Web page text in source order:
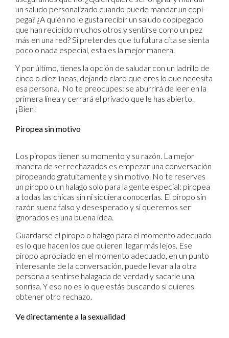
un saludo personalizado cuando puede mandar un copi-
pega? ¿A quién no le gusta recibir un saludo copipegado
que han recibido muchos otros y sentirse como un pez
más en una red? Si pretendes que tu futura cita se sienta
poco o nada especial, esta es la mejor manera.
Y por último, tienes la opción de saludar con un ladrillo de
cinco o diez líneas, dejando claro que eres lo que necesita
esa persona. No te preocupes: se aburrirá de leer en la
primera línea y cerrará el privado que le has abierto.
¡Bien!
Piropea sin motivo
Los piropos tienen su momento y su razón. La mejor
manera de ser rechazados es empezar una conversación
piropeando gratuitamente y sin motivo. No te reserves
un piropo o un halago solo para la gente especial: piropea
a todas las chicas sin ni siquiera conocerlas. El piropo sin
razón suena falso y desesperado y si queremos ser
ignorados es una buena idea.
Guardarse el piropo o halago para el momento adecuado
es lo que hacen los que quieren llegar más lejos. Ese
piropo apropiado en el momento adecuado, en un punto
interesante de la conversación, puede llevar a la otra
persona a sentirse halagada de verdad y sacarle una
sonrisa. Y eso no es lo que estás buscando si quieres
obtener otro rechazo.
Ve directamente a la sexualidad